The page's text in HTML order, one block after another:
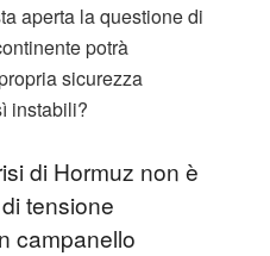
aperta la questione di
potrà
sicurezza
instabili?
di Hormuz non è
tensione
campanello